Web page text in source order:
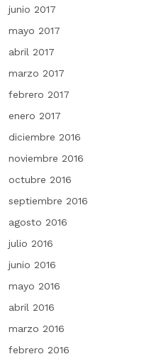
junio 2017
mayo 2017
abril 2017
marzo 2017
febrero 2017
enero 2017
diciembre 2016
noviembre 2016
octubre 2016
septiembre 2016
agosto 2016
julio 2016
junio 2016
mayo 2016
abril 2016
marzo 2016
febrero 2016